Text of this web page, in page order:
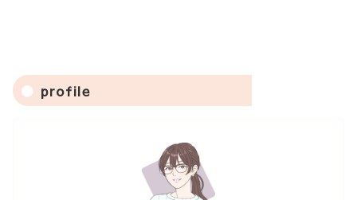
profile